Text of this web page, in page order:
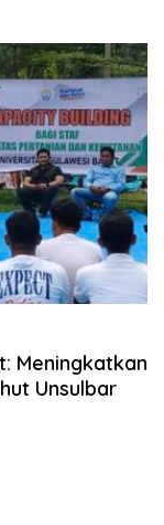
Meningkatkan
Unsulbar